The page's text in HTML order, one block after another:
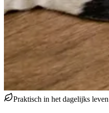
Praktisch in het dagelijks leven